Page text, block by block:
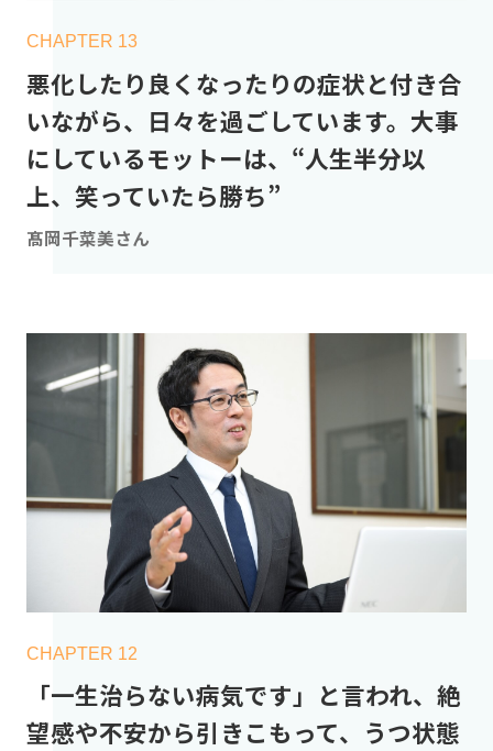
CHAPTER 13
悪化したり良くなったりの症状と付き合
いながら、日々を過ごしています。大事
にしているモットーは、“人生半分以
上、笑っていたら勝ち”
髙岡千菜美さん
CHAPTER 12
「一生治らない病気です」と言われ、絶
望感や不安から引きこもって、うつ状態